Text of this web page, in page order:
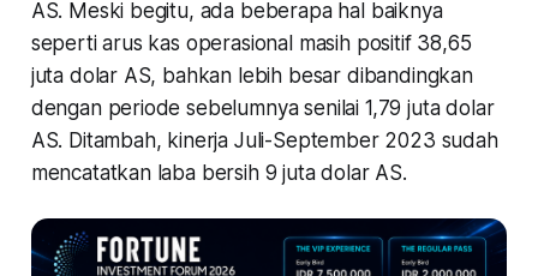
AS. Meski begitu, ada beberapa hal baiknya
seperti arus kas operasional masih positif 38,65
juta dolar AS, bahkan lebih besar dibandingkan
dengan periode sebelumnya senilai 1,79 juta dolar
AS. Ditambah, kinerja Juli-September 2023 sudah
mencatatkan laba bersih 9 juta dolar AS.